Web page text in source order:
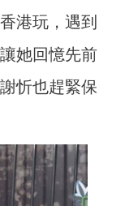
港玩，遇到
她回憶先前
忻也趕緊保